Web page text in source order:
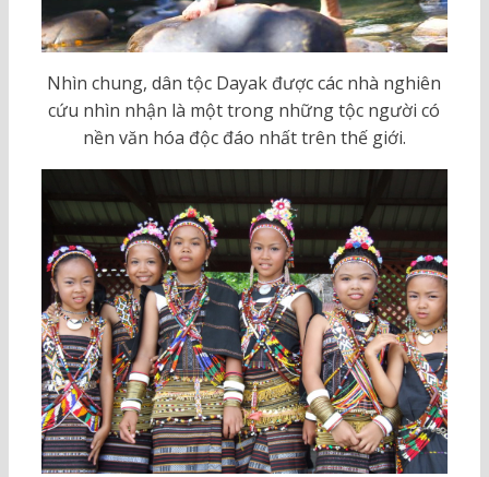
Nhìn chung, dân tộc Dayak được các nhà nghiên
cứu nhìn nhận là một trong những tộc người có
nền văn hóa độc đáo nhất trên thế giới.